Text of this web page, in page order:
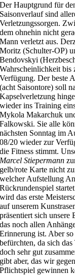
Der Hauptgrund für
Saisonverlauf sind
Verletzungssorgen.
dem ohnehin nicht
Mann verletzt aus.
Moritz (Schulter-OP)
Bendovskyi
Wahrscheinlichkeit bis
Verfügung. Der beste
(acht Saisontore) soll
Kapselverletzung
wieder ins Training
Mykola Makarchuk
Falkowski. Sie alle
nächsten Sonntag im
08/20 wieder zur
die Fitness stimmt.
Marcel Stiepermann
gelb/rote Karte nicht
welcher Aufstellung
Rückrundenspiel
wird das erste
auf unserem
präsentiert sich unsere
das noch allen
Erinnerung ist. Aber
befürchten, da sich
doch sehr gut
gibt aber, das wir
Pflichtspiel gewinnen